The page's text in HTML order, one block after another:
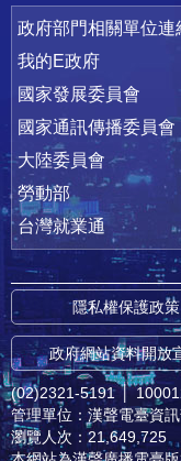
政府部門相關單位連
我的E政府
國家發展委員會
國家通訊傳播委員會
大陸委員會
勞動部
台灣就業通
隱私權保護政策
政府網站資料開放
(02)2321-5191 │
管理單位：漢聲電臺資
瀏覽人次：21,649,725